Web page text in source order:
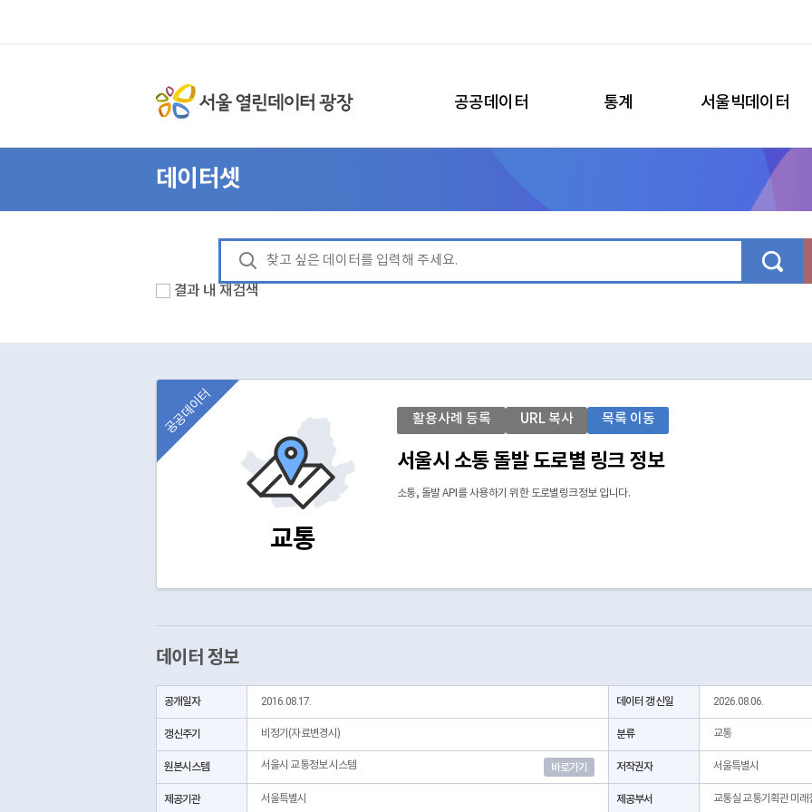
공공데이터 통계 서울빅데이터
데이터셋
결과 내 재검색
교통
공공데이터 활용사례 등록 URL 복사 목록 이동
서울시 소통 돌발 도로별 링크 정보
소통, 돌발 API를 사용하기 위한 도로별링크정보 입니다.
데이터 정보
공개일자 2016.08.17. 데이터 갱신일 2026.08.06.
갱신주기 비정기(자료변경시) 분류 교통
원본시스템 서울시 교통정보 시스템 바로가기 저작권자 서울특별시
제공기관 서울특별시 제공부서 교통실 교통기획관 미래